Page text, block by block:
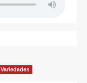
Variedades